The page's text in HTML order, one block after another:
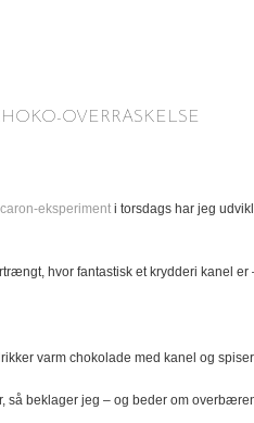
OVERRASKELSE
eksperiment i torsdags har jeg
hvor fantastisk et krydderi kanel er
varm chokolade med kanel og
så beklager jeg – og beder om